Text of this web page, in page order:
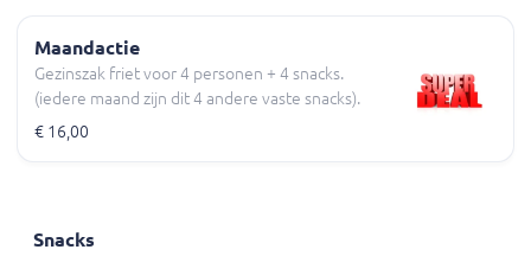
Maandactie
Gezinszak friet voor 4 personen + 4 snacks.
(iedere maand zijn dit 4 andere vaste snacks).
€ 16,00
Snacks